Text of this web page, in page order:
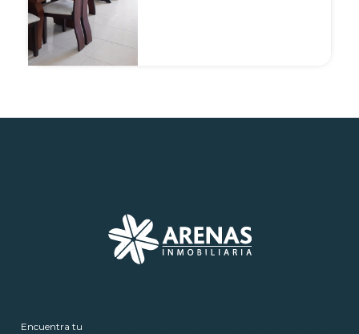
Encuentra tu